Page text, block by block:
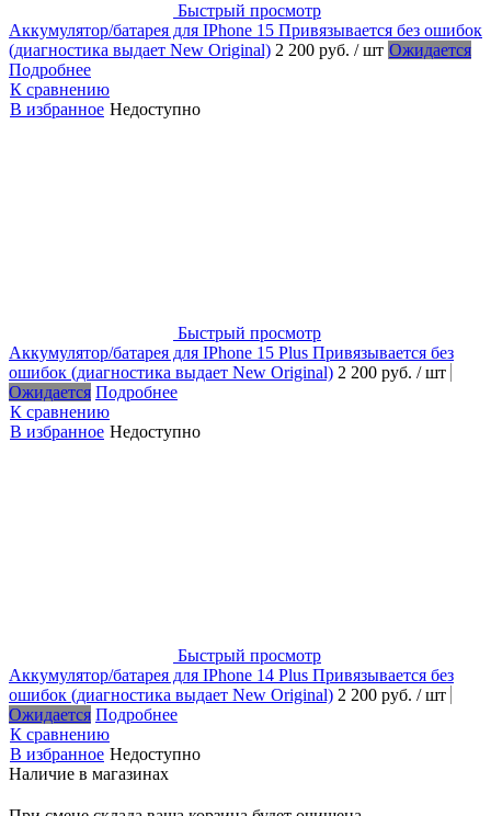
Быстрый просмотр
Аккумулятор/батарея для IPhone 15 Привязывается без ошибок
(диагностика выдает New Original) 2 200 руб. / шт Ожидается
Подробнее
К сравнению
В избранное Недоступно
Быстрый просмотр
Аккумулятор/батарея для IPhone 15 Plus Привязывается без
ошибок (диагностика выдает New Original) 2 200 руб. / шт
Ожидается Подробнее
К сравнению
В избранное Недоступно
Быстрый просмотр
Аккумулятор/батарея для IPhone 14 Plus Привязывается без
ошибок (диагностика выдает New Original) 2 200 руб. / шт
Ожидается Подробнее
К сравнению
В избранное Недоступно
Наличие в магазинах